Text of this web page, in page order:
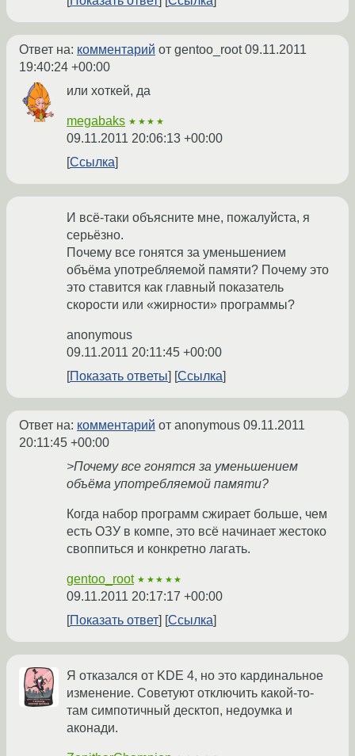
Ответ на: комментарий от gentoo_root09.11.2011
19:40:24 +00:00
или хоткей, да
megabaks ★★★★
09.11.2011 20:06:13 +00:00
Ссылка
И всё-таки объясните мне, пожалуйста, я
серьёзно.
Почему все гонятся за уменьшением
объёма употребляемой памяти? Почему это
это ставится как главный показатель
скорости или «жирности» программы?
anonymous
09.11.2011 20:11:45 +00:00
Показать ответы
Ссылка
Ответ на: комментарий от anonymous 09.11.2011
20:11:45 +00:00
>Почему все гонятся за уменьшением
объёма употребляемой памяти?
Когда набор программ сжирает больше, чем
есть ОЗУ в компе, это всё начинает жестоко
своппиться и конкретно лагать.
gentoo_root ★★★★★
09.11.2011 20:17:17 +00:00
Показать ответ
Ссылка
Я отказался от KDE 4, но это кардинальное
изменение. Советуют отключить какой-то-
там симпотичный десктоп, недоумка и
аконади.